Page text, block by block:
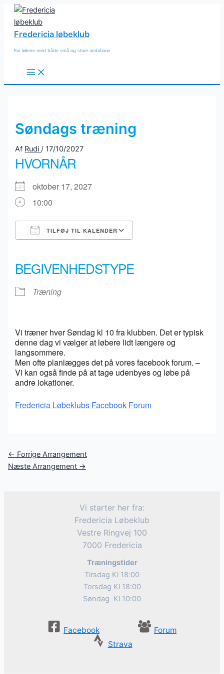
indholdet
Fredericia løbeklub
For løbere med både små og store ambitione
Main
Menu
Søndags træning
Af Rudi/17/10/2027
HVORNÅR
oktober 17, 2027
10:00
TILFØJ TIL KALENDER
BEGIVENHEDSTYPE
Træning
Vi træner hver Søndag kl 10 fra klubben. Det er typisk
denne dag vi vælger at løbere lidt længere og
langsommere.
Men ofte planlægges det på vores facebook forum. –
Vi kan også finde på at tage udenbyes og løbe på
andre lokationer.
Fredericia Løbeklubs Facebook Forum
Post
navigation
← Forrige Arrangement
Næste Arrangement →
Vi starter her fra:
Fredericia Løbeklub
Vestre Ringvej 100
7000 Fredericia
Træningstider
Tirsdag Kl 18:00
Torsdag Kl 18:00
Søndag Kl 10:00
Facebook
Forum
Strava